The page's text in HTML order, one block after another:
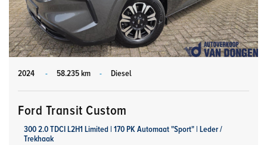
2024 - 58.235 km - Diesel
Ford Transit Custom
300 2.0 TDCI L2H1 Limited | 170 PK Automaat "Sport" | Leder /
Trekhaak